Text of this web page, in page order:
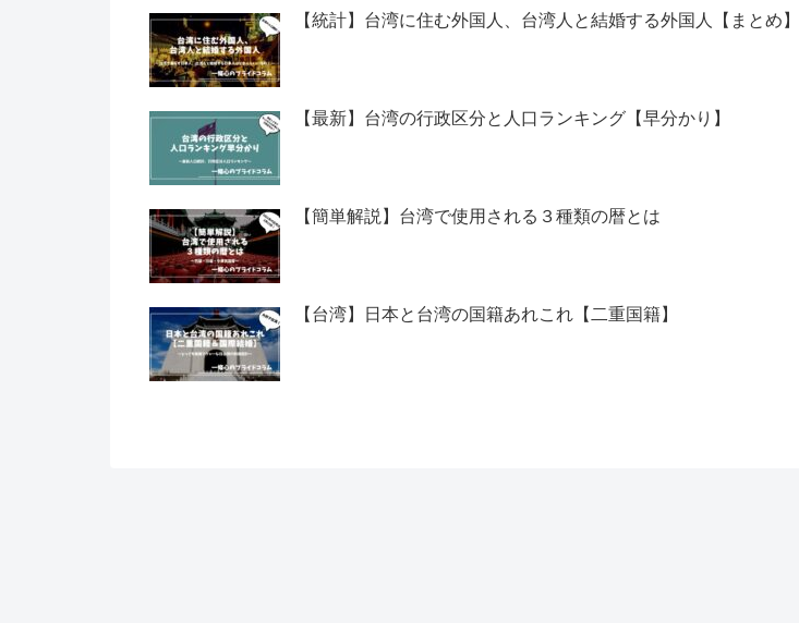
【統計】台湾に住む外国人、台湾人と結婚する外国人【まとめ】
【最新】台湾の行政区分と人口ランキング【早分かり】
【簡単解説】台湾で使用される３種類の暦とは
【台湾】日本と台湾の国籍あれこれ【二重国籍】